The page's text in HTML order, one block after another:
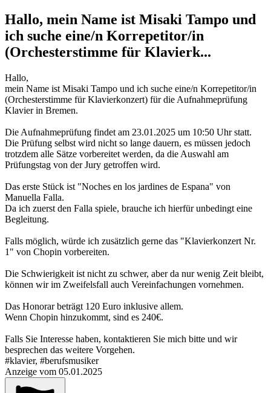
Hallo, mein Name ist Misaki Tampo und
ich suche eine/n Korrepetitor/in
(Orchesterstimme für Klavierk...
Hallo,
mein Name ist Misaki Tampo und ich suche eine/n Korrepetitor/in
(Orchesterstimme für Klavierkonzert) für die Aufnahmeprüfung
Klavier in Bremen.
Die Aufnahmeprüfung findet am 23.01.2025 um 10:50 Uhr statt.
Die Prüfung selbst wird nicht so lange dauern, es müssen jedoch
trotzdem alle Sätze vorbereitet werden, da die Auswahl am
Prüfungstag von der Jury getroffen wird.
Das erste Stück ist "Noches en los jardines de Espana" von
Manuella Falla.
Da ich zuerst den Falla spiele, brauche ich hierfür unbedingt eine
Begleitung.
Falls möglich, würde ich zusätzlich gerne das "Klavierkonzert Nr.
1" von Chopin vorbereiten.
Die Schwierigkeit ist nicht zu schwer, aber da nur wenig Zeit bleibt,
können wir im Zweifelsfall auch Vereinfachungen vornehmen.
Das Honorar beträgt 120 Euro inklusive allem.
Wenn Chopin hinzukommt, sind es 240€.
Falls Sie Interesse haben, kontaktieren Sie mich bitte und wir
besprechen das weitere Vorgehen.
#klavier, #berufsmusiker
Anzeige vom 05.01.2025